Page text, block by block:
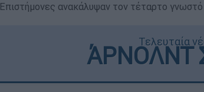
Επιστήμονες ανακάλυψαν τον τέταρτο
Τελευταία
ΆΡΝΟΛΝΤ